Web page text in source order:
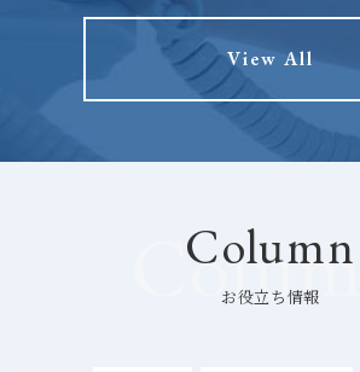
View All
Column
お役立ち情報
Column